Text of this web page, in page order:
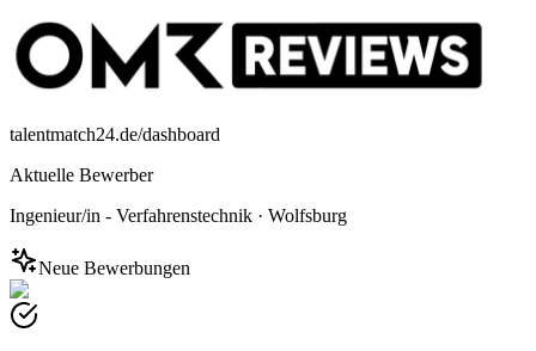
talentmatch24.de/dashboard
Aktuelle Bewerber
Ingenieur/in - Verfahrenstechnik · Wolfsburg
Neue Bewerbungen